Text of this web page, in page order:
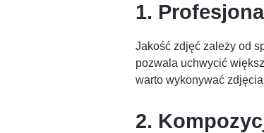
1.
Jakość zdjęć zależy od
pozwala uchwycić
warto wykonywać
2.